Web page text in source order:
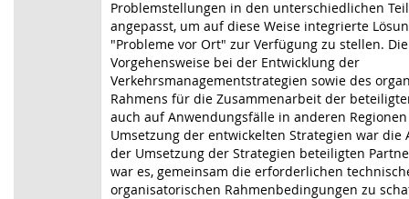
Problemstellungen in den unterschiedlichen
angepasst, um auf diese Weise integrierte
"Probleme vor Ort" zur Verfügung zu stellen.
Vorgehensweise bei der Entwicklung der
Verkehrsmanagementstrategien sowie des
Rahmens für die Zusammenarbeit der
auch auf Anwendungsfälle in anderen
Umsetzung der entwickelten Strategien war die
der Umsetzung der Strategien beteiligten
war es, gemeinsam die erforderlichen
organisatorischen Rahmenbedingungen zu